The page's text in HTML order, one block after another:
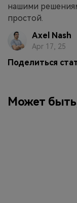
нашими
простой.
Axel Nash
Apr 17, 25
Поделиться
Может